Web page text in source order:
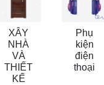
XÂY
NHÀ
VÀ
THIẾT
KẾ
Phụ
kiện
điện
thoại